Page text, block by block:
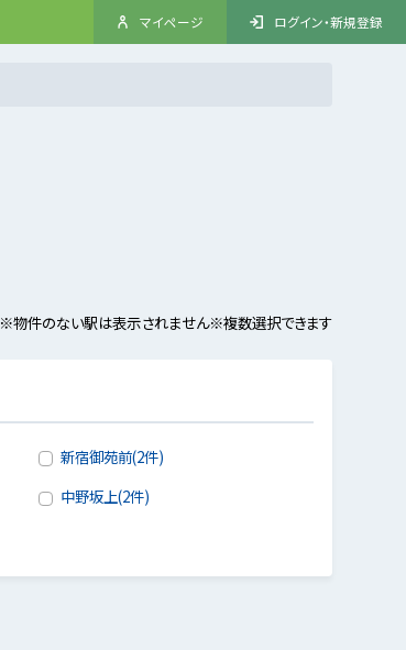
マイページ ログイン・新規登録
※物件のない駅は表示されません※複数選択できます
新宿御苑前(2件)
中野坂上(2件)